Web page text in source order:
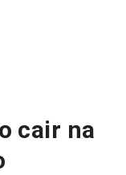
cair na